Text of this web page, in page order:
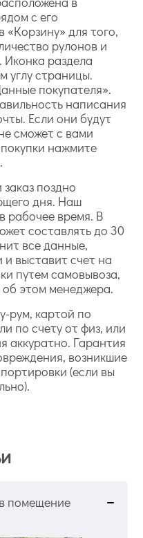
с его
для того,
рулонов и
раздела
углу страницы.
покупателя».
написания
Если они будут
сможет с вами
нажмите
поздно
дня. Наш
рабочее время. В
составлять до 30
все данные,
выставит счет на
путем самовывоза,
этом менеджера.
рум, картой по
по счету от физ, или
аккуратно. Гарантия
возникшие
(если вы
помещение